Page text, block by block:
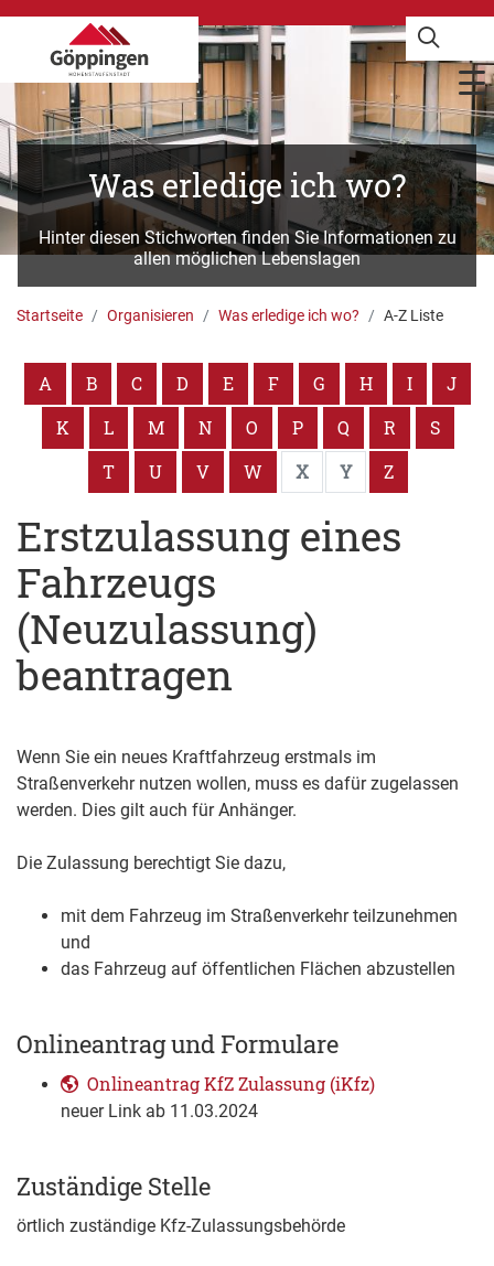
Was erledige ich wo?
Hinter diesen Stichworten finden Sie Informationen zu
allen möglichen Lebenslagen
Startseite Organisieren Was erledige ich wo? A-Z Liste
A B C D E F G H I
J
K
L M N O P Q R
S
T
U V W X Y Z
Erstzulassung eines
Fahrzeugs
(Neuzulassung)
beantragen
Wenn Sie ein neues Kraftfahrzeug erstmals im
Straßenverkehr nutzen wollen, muss es dafür zugelassen
werden. Dies gilt auch für Anhänger.
Die Zulassung berechtigt Sie dazu,
mit dem Fahrzeug im Straßenverkehr teilzunehmen
und
das Fahrzeug auf öffentlichen Flächen abzustellen
Onlineantrag und Formulare
Onlineantrag KfZ Zulassung (iKfz)
neuer Link ab 11.03.2024
Zuständige Stelle
örtlich zuständige Kfz-Zulassungsbehörde